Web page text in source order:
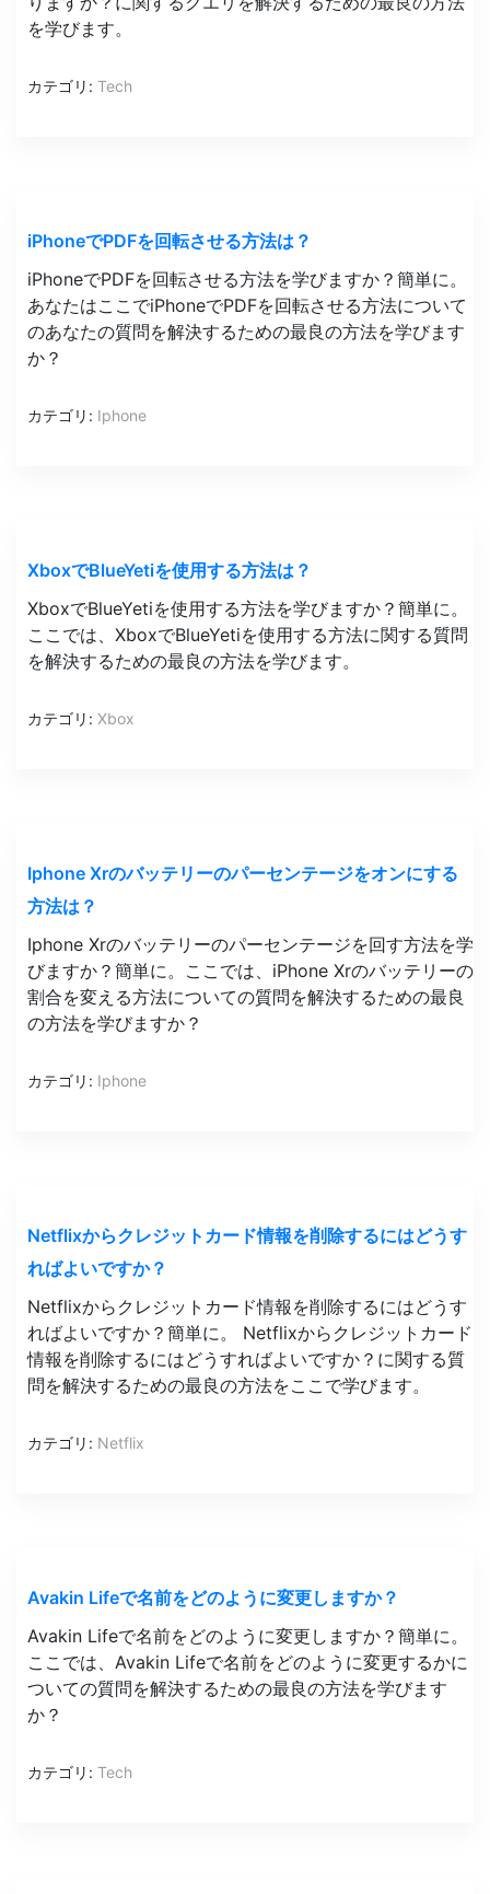
を学びます。
カテゴリ: Tech
iPhoneでPDFを回転させる方法は？
iPhoneでPDFを回転させる方法を学びますか？簡単に。
あなたはここでiPhoneでPDFを回転させる方法について
のあなたの質問を解決するための最良の方法を学びます
か？
カテゴリ: Iphone
XboxでBlueYetiを使用する方法は？
XboxでBlueYetiを使用する方法を学びますか？簡単に。
ここでは、XboxでBlueYetiを使用する方法に関する質問
を解決するための最良の方法を学びます。
カテゴリ: Xbox
Iphone Xrのバッテリーのパーセンテージをオンにする
方法は？
Iphone Xrのバッテリーのパーセンテージを回す方法を学
びますか？簡単に。ここでは、iPhone Xrのバッテリーの
割合を変える方法についての質問を解決するための最良
の方法を学びますか？
カテゴリ: Iphone
Netflixからクレジットカード情報を削除するにはどうす
ればよいですか？
Netflixからクレジットカード情報を削除するにはどうす
ればよいですか？簡単に。 Netflixからクレジットカード
情報を削除するにはどうすればよいですか？に関する質
問を解決するための最良の方法をここで学びます。
カテゴリ: Netflix
Avakin Lifeで名前をどのように変更しますか？
Avakin Lifeで名前をどのように変更しますか？簡単に。
ここでは、Avakin Lifeで名前をどのように変更するかに
ついての質問を解決するための最良の方法を学びます
か？
カテゴリ: Tech